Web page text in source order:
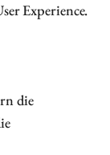
Experience.
die